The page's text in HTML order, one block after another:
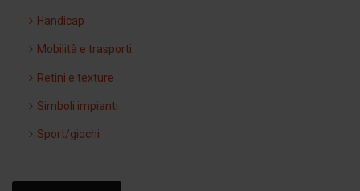
Handicap
Mobilità e trasporti
Retini e texture
Simboli impianti
Sport/giochi